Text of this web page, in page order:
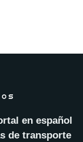
en español
de transporte